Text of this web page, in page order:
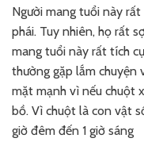
Người mang tuổi này
phái. Tuy nhiên, họ rất
mang tuổi này rất tích
thường gặp lắm chuyện
mặt mạnh vì nếu chuột
bồ. Vì chuột là con vật
giờ đêm đến 1 giờ sáng